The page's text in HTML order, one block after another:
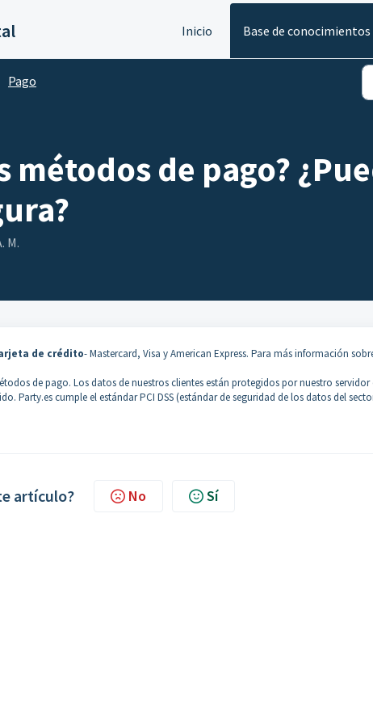
Inicio Base de conocimientos
Pago
métodos de pago?
M.
de crédito- Mastercard, Visa y American Express. Para más información
de pago. Los datos de nuestros clientes están protegidos por nuestro servidor
Party.es cumple el estándar PCI DSS (estándar de seguridad de los datos del
artículo? No Sí